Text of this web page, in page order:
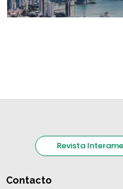
Revista
Contacto